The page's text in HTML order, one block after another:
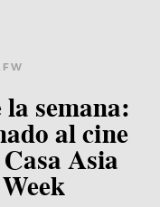
semana:
al cine
Asia